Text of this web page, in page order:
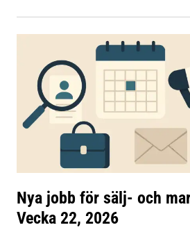
Nya jobb för sälj- och
Vecka 22, 2026